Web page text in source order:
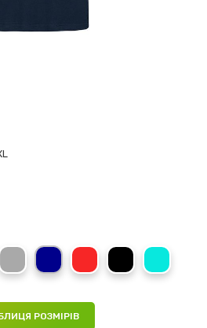
Slate GreyMarina BlueCrimson Red
Black OpalBahama
РОЗМІРІВ